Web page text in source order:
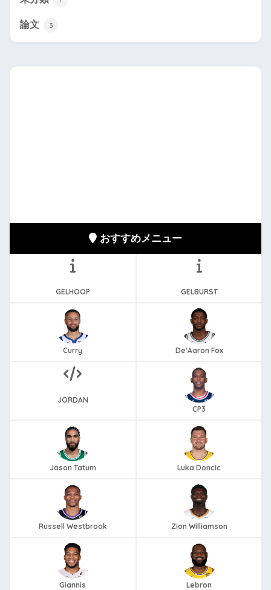
論文 3
おすすめメニュー
GELHOOP GELBURST
Curry De'Aaron Fox
JORDAN
CP3
Jason Tatum Luka Doncic
Russell Westbrook Zion Williamson
Giannis Lebron